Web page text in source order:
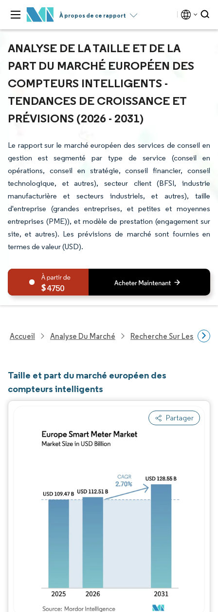
À propos de ce rapport
ANALYSE DE LA TAILLE ET DE LA
PART DU MARCHÉ EUROPÉEN DES
COMPTEURS INTELLIGENTS -
TENDANCES DE CROISSANCE ET
PRÉVISIONS (2026 - 2031)
Le rapport sur le marché européen des services de conseil en
gestion est segmenté par type de service (conseil en
opérations, conseil en stratégie, conseil financier, conseil
technologique, et autres), secteur client (BFSI, industrie
manufacturière et secteurs industriels, et autres), taille
d'entreprise (grandes entreprises, et petites et moyennes
entreprises (PME)), et modèle de prestation (engagement sur
site, et autres). Les prévisions de marché sont fournies en
termes de valeur (USD).
4750
Accueil Analyse Du Marché Recherche Sur Les
Taille et part du marché européen des
compteurs intelligents
Partager